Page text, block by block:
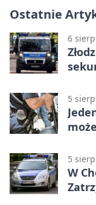
Ostatnie
6
5
5
W